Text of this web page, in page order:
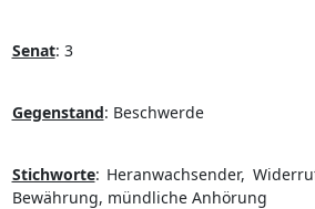
Senat: 3
Gegenstand: Beschwerde
Stichworte: Heranwachsender,
Bewährung, mündliche Anhörung